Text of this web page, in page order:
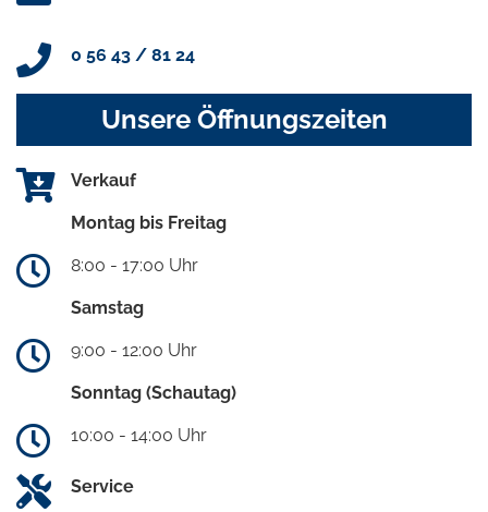
0 56 43 / 81 24
Unsere Öffnungszeiten
Verkauf
Montag bis Freitag
8:00 - 17:00 Uhr
Samstag
9:00 - 12:00 Uhr
Sonntag (Schautag)
10:00 - 14:00 Uhr
Service